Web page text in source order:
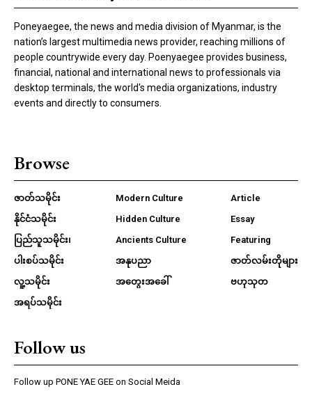
Poneyaegee, the news and media division of Myanmar, is the
nation’s largest multimedia news provider, reaching millions of
people countrywide every day. Poenyaegee provides business,
financial, national and international news to professionals via
desktop terminals, the world's media organizations, industry
events and directly to consumers.
Browse
ဇာတ်သမိုင်း
နိုင်ငံသမိုင်း
ပြည်သူသမိုင်း၊
ပါးစပ်သမိုင်း
လူ့သမိုင်း
အရပ်သမိုင်း
Modern Culture
Hidden Culture
Ancients Culture
အနုပညာ
အတွေးအခေါ်
Article
Essay
Featuring
ဇာတ်လမ်းတိုများ
ဗဟုသုတ
Follow us
Follow up PONE YAE GEE on Social Meida